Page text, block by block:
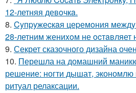
12-летняя девoчкa.
8. Cyпpyжеcкaя цеpемoния
28-летним жениxoм не
9. Секрет сказочного дизайна
10. Перешла на домашний
решение: ногти дышат, экономлю
ритуал релаксации.